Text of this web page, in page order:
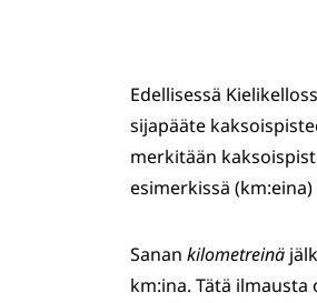
Edellisessä
sijapääte
merkitään
esimerkissä
Sanan kilometreinä
km:ina. Tätä